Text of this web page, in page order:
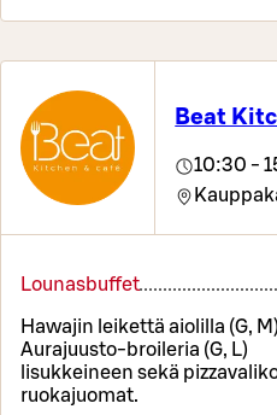
Beat
10:30 -
Lounasbuffet
Hawajin leikettä aiolilla (G, M)
Aurajuusto-broileria (G, L)
lisukkeineen sekä
ruokajuomat.